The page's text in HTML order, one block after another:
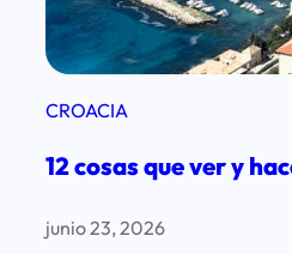
CROACIA
12 cosas que ver y
junio 23, 2026